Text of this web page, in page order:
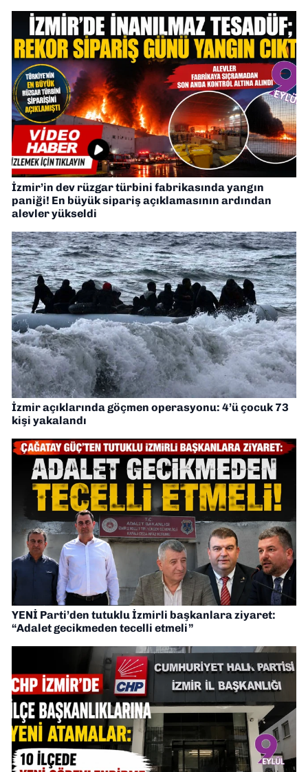
İzmir’in dev rüzgar türbini fabrikasında yangın
paniği! En büyük sipariş açıklamasının ardından
alevler yükseldi
İzmir açıklarında göçmen operasyonu: 4’ü çocuk 73
kişi yakalandı
YENİ Parti’den tutuklu İzmirli başkanlara ziyaret:
“Adalet gecikmeden tecelli etmeli”